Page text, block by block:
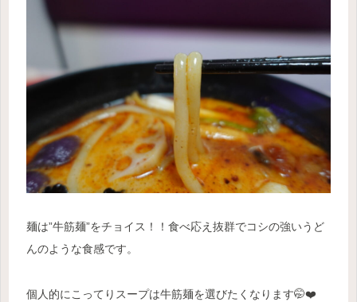
麺は”牛筋麺”をチョイス！！食べ応え抜群でコシの強いうど
んのような食感です。
個人的にこってりスープは牛筋麺を選びたくなります🤭❤️